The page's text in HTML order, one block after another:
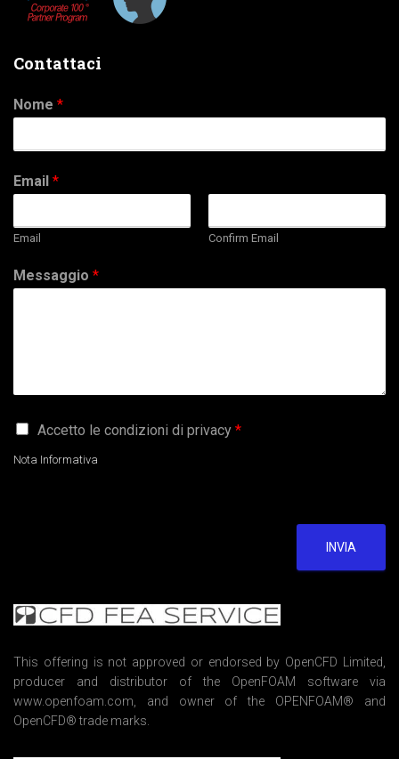
Contattaci
Nome *
Email *
Email Confirm Email
Messaggio *
G
P
e
n
*
Accetto le condizioni di privacy *
Nota Informativa
INVIA
This offering is not approved or endorsed by OpenCFD Limited,
producer and distributor of the OpenFOAM software via
www.openfoam.com, and owner of the OPENFOAM® and
OpenCFD® trade marks.